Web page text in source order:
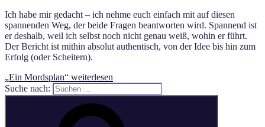
Ich habe mir gedacht – ich nehme euch einfach mit auf diesen
spannenden Weg, der beide Fragen beantworten wird. Spannend ist
er deshalb, weil ich selbst noch nicht genau weiß, wohin er führt.
Der Bericht ist mithin absolut authentisch, von der Idee bis hin zum
Erfolg (oder Scheitern).
„Ein Mordsplan“ weiterlesen
Suche nach: